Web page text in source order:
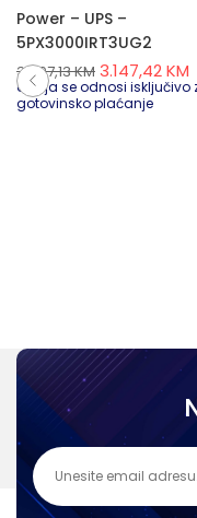
Power – UPS –
5PX3000IRT3UG2
3.497,13KM 3.147,42KM
akcija se odnosi isključivo
gotovinsko plaćanje